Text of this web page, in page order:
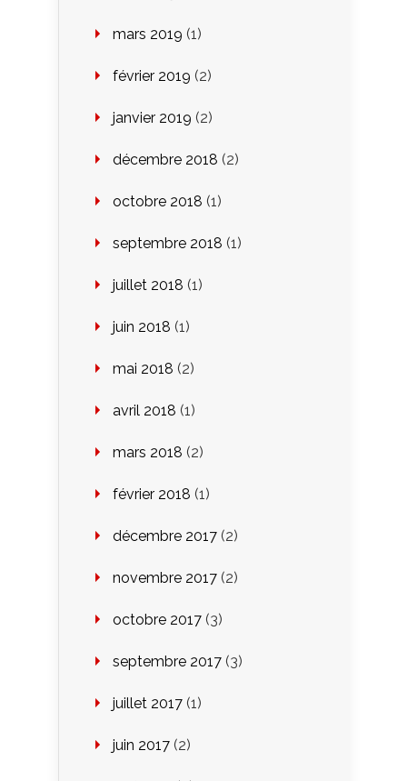
mars 2019 (1)
février 2019 (2)
janvier 2019 (2)
décembre 2018 (2)
octobre 2018 (1)
septembre 2018 (1)
juillet 2018 (1)
juin 2018 (1)
mai 2018 (2)
avril 2018 (1)
mars 2018 (2)
février 2018 (1)
décembre 2017 (2)
novembre 2017 (2)
octobre 2017 (3)
septembre 2017 (3)
juillet 2017 (1)
juin 2017 (2)